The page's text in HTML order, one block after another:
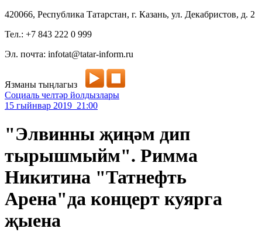
420066, Республика Татарстан, г. Казань, ул. Декабристов, д. 2
Тел.: +7 843 222 0 999
Эл. почта: infotat@tatar-inform.ru
Язманы тыңлагыз
Социаль челтәр йолдызлары
15 гыйнвар 2019 21:00
"Элвинны җиңәм дип
тырышмыйм". Римма
Никитина "Татнефть
Арена"да концерт куярга
җыена